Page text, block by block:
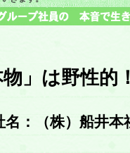
物」は野性的
名：（株）船井